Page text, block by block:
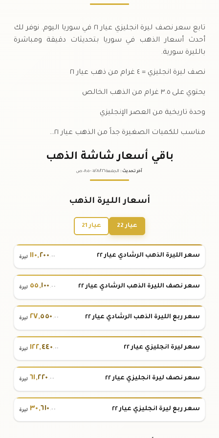
تابع سعر نصف ليرة انجليزي عيار ٢١ في سوريا اليوم. نوفر لك
أحدث أسعار الذهب في سوريا بتحديثات دقيقة ومباشرة
بالليرة سورية.
نصف ليرة انجليزي = ٤ غرام من ذهب عيار ٢١
يحتوي على ٣.٥ غرام من الذهب الخالص
وحدة تاريخية من العصر الإنجليزي
مناسب للكميات الصغيرة جداً من الذهب عيار ٢١…
باقي أسعار شاشة الذهب
آخر تحديث : الجمعة ٠٧ /٠٨/٢٠٢٦ - ٠٨:٠٥ ص
أسعار الليرة الذهب
عيار 22 عيار 21
سعر الليرة الذهب الرشادي عيار ٢٢ ١١٠,٢٠٠.٠٠ ليرة
سعر نصف الليرة الذهب الرشادي عيار ٢٢ ٥٥,١٠٠ .٠٠ ليرة
سعر ربع الليرة الذهب الرشادي عيار ٢٢ ٢٧,٥٥٠ .٠٠ ليرة
سعر ليرة انجليزي عيار ٢٢ ١٢٢,٤٤٠.٠٠ ليرة
سعر نصف ليرة انجليزي عيار ٢٢ ٦١,٢٢٠ .٠٠ ليرة
سعر ربع ليرة انجليزي عيار ٢٢ ٣٠,٦١٠ .٠٠ ليرة